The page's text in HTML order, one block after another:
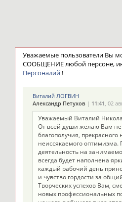
Уважаемые пользователи Вы
СООБЩЕНИЕ любой персоне,
Персоналий !
Виталий ЛОГВИН
Александр Петухов | 11:41, 02
Уважаемый Виталий
От всей души желаю Вам
благополучия, прекрасного
неиссякаемого оптимизма.
деятельность на
всегда будет наполнена
каждый рабочий день
и чувство гордости за
Творческих успехов Вам,
новых профессиональных